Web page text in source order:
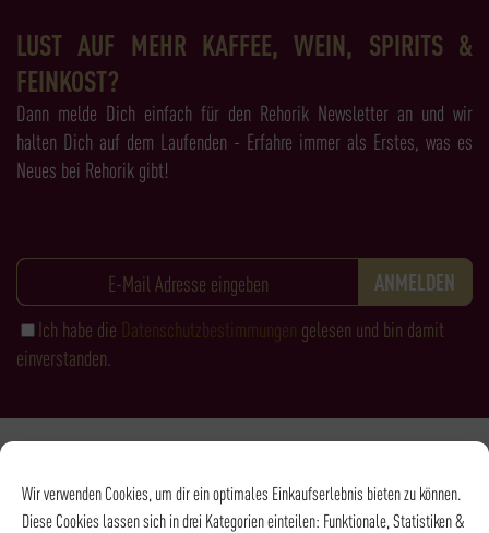
Wir verwenden Cookies, um dir ein optimales Einkaufserlebnis bieten zu können.
Diese Cookies lassen sich in drei Kategorien einteilen: Funktionale, Statistiken &
LUST AUF MEHR KAFFEE, WEIN, SPIRITS &
FEINKOST?
Dann melde Dich einfach für den Rehorik Newsletter an und wir
halten Dich auf dem Laufenden - Erfahre immer als Erstes, was es
Neues bei Rehorik gibt!
Ich habe die Datenschutzbestimmungen gelesen und bin damit
einverstanden.